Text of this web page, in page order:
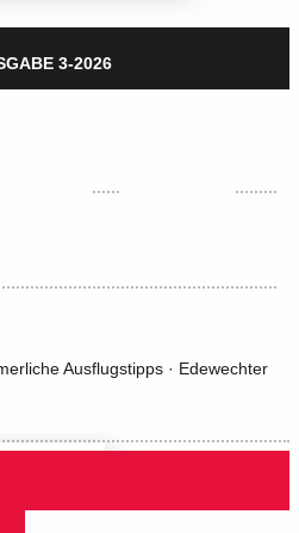
3-2026
Ausflugstipps · Edewechter
Zwischenahner Woche ·